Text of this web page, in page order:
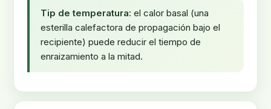
Tip de temperatura: el calor basal (una
esterilla calefactora de propagación bajo el
recipiente) puede reducir el tiempo de
enraizamiento a la mitad.